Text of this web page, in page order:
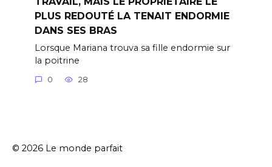
PLUS REDOUTÉ LA TENAIT ENDORMIE
DANS SES BRAS
Lorsque Mariana trouva sa fille endormie sur
la poitrine
0 28
© 2026 Le monde parfait